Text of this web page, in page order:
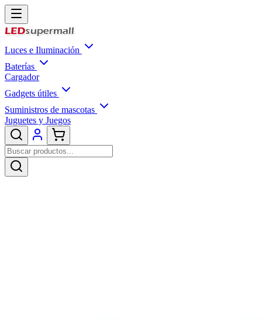
Luces e Iluminación
Baterías
Cargador
Gadgets útiles
Suministros de mascotas
Juguetes y Juegos